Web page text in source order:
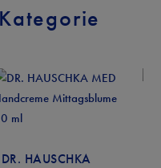
Haut
ml
DR. HAUSCHKA